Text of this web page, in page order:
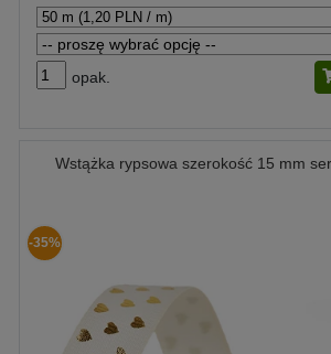
opak.
Wstążka rypsowa szerokość 15 mm
-35%